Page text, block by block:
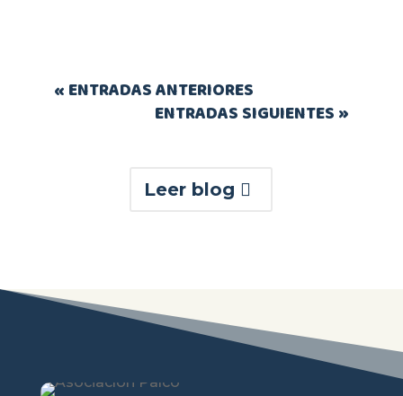
« ENTRADAS ANTERIORES
ENTRADAS SIGUIENTES »
Leer blog